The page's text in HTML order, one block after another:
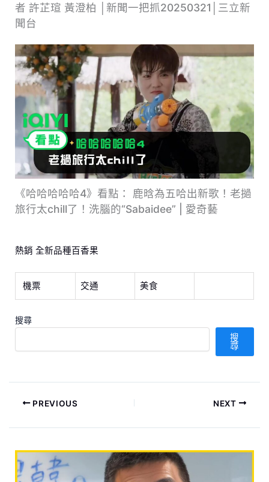
者 許芷瑄 黃澄柏 │新聞一把抓20250321│三立新
聞台
《哈哈哈哈哈4》看點： 鹿晗為五哈出新歌！老撾
旅行太chill了！洗腦的“Sabaidee” | 愛奇藝
熱銷 全新品種百香果
機票 交通 美食
搜尋
搜
尋
PREVIOUS NEXT